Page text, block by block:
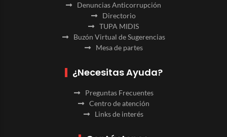
Denuncias Anticorrupción
Directorio
TUPA MIDIS
Buzón Virtual de Sugerencias
Mesa de partes
¿Necesitas Ayuda?
Preguntas Frecuentes
Centro de atención
Links de interés